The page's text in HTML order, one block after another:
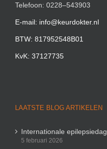
Telefoon: 0228–543903
E-mail: info@keurdokter.nl
BTW: 817952548B01
KvK: 37127735
LAATSTE BLOG ARTIKELEN
Internationale epilepsiedag
5 februari 2026